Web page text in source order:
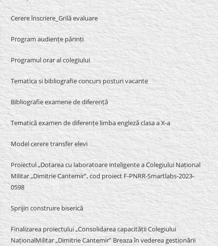
Cerere înscriere_Grilă evaluare
Program audiențe părinți
Programul orar al colegiului
Tematica si bibliografie concurs posturi vacante
Bibliografie examene de diferență
Tematică examen de diferențe limba engleză clasa a X-a
Model cerere transfer elevi
Proiectul „Dotarea cu laboratoare inteligente a Colegiului Național
Militar „Dimitrie Cantemir”, cod proiect F-PNRR-Smartlabs-2023-
0598
Sprijin construire biserică
Finalizarea proiectului „Consolidarea capacității Colegiului
NaționalMilitar „Dimitrie Cantemir” Breaza în vederea gestionării